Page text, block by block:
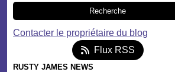
Contacter le propriétaire du blog
Flux RSS
RUSTY JAMES NEWS